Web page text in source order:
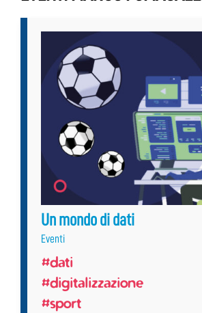
Un mondo di dati
Eventi
#dati
#digitalizzazione
#sport